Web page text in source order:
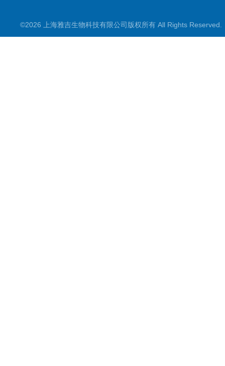
©2026 上海雅吉生物科技有限公司版权所有 All Rights